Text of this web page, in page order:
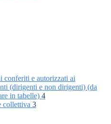
conferiti e autorizzati ai
(dirigenti e non dirigenti) (da
in tabelle) 4
collettiva 3